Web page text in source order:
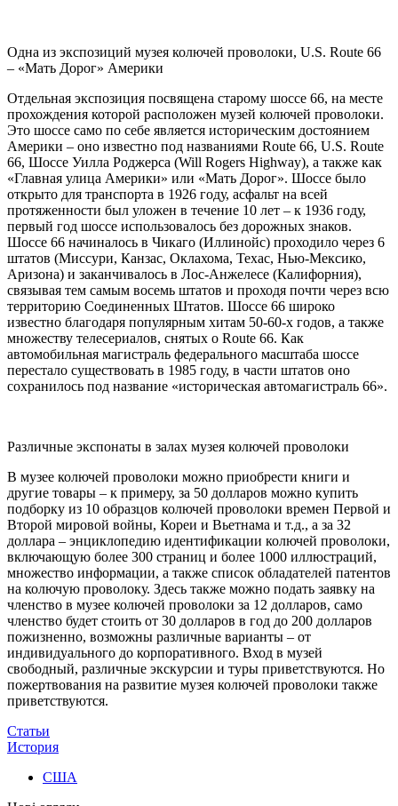
Одна из экспозиций музея колючей проволоки, U.S. Route 66
– «Мать Дорог» Америки
Отдельная экспозиция посвящена старому шоссе 66, на месте
прохождения которой расположен музей колючей проволоки.
Это шоссе само по себе является историческим достоянием
Америки – оно известно под названиями Route 66, U.S. Route
66, Шоссе Уилла Роджерса (Will Rogers Highway), а также как
«Главная улица Америки» или «Мать Дорог». Шоссе было
открыто для транспорта в 1926 году, асфальт на всей
протяженности был уложен в течение 10 лет – к 1936 году,
первый год шоссе использовалось без дорожных знаков.
Шоссе 66 начиналось в Чикаго (Иллинойс) проходило через 6
штатов (Миссури, Канзас, Оклахома, Техас, Нью-Мексико,
Аризона) и заканчивалось в Лос-Анжелесе (Калифорния),
связывая тем самым восемь штатов и проходя почти через всю
территорию Соединенных Штатов. Шоссе 66 широко
известно благодаря популярным хитам 50-60-х годов, а также
множеству телесериалов, снятых о Route 66. Как
автомобильная магистраль федерального масштаба шоссе
перестало существовать в 1985 году, в части штатов оно
сохранилось под название «историческая автомагистраль 66».
Различные экспонаты в залах музея колючей проволоки
В музее колючей проволоки можно приобрести книги и
другие товары – к примеру, за 50 долларов можно купить
подборку из 10 образцов колючей проволоки времен Первой и
Второй мировой войны, Кореи и Вьетнама и т.д., а за 32
доллара – энциклопедию идентификации колючей проволоки,
включающую более 300 страниц и более 1000 иллюстраций,
множество информации, а также список обладателей патентов
на колючую проволоку. Здесь также можно подать заявку на
членство в музее колючей проволоки за 12 долларов, само
членство будет стоить от 30 долларов в год до 200 долларов
пожизненно, возможны различные варианты – от
индивидуального до корпоративного. Вход в музей
свободный, различные экскурсии и туры приветствуются. Но
пожертвования на развитие музея колючей проволоки также
приветствуются.
Статьи
История
США